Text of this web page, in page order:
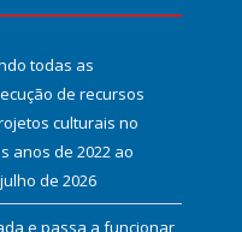
todas as
de recursos
culturais no
anos de 2022 ao
de 2026
e passa a funcionar